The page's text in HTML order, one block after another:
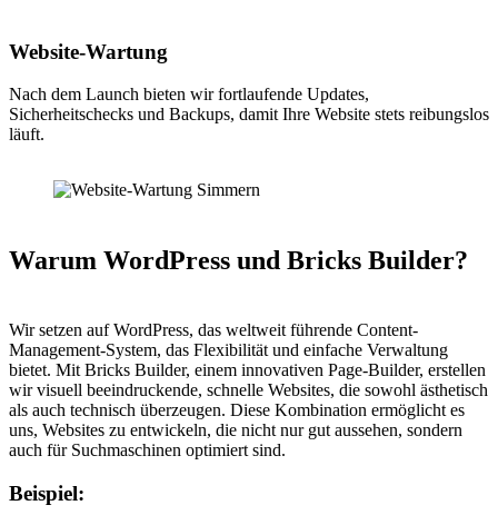
Website-Wartung
Nach dem Launch bieten wir fortlaufende Updates,
Sicherheitschecks und Backups, damit Ihre Website stets reibungslos
läuft.
Warum WordPress und Bricks Builder?
Wir setzen auf WordPress, das weltweit führende Content-
Management-System, das Flexibilität und einfache Verwaltung
bietet. Mit Bricks Builder, einem innovativen Page-Builder, erstellen
wir visuell beeindruckende, schnelle Websites, die sowohl ästhetisch
als auch technisch überzeugen. Diese Kombination ermöglicht es
uns, Websites zu entwickeln, die nicht nur gut aussehen, sondern
auch für Suchmaschinen optimiert sind.
Beispiel: